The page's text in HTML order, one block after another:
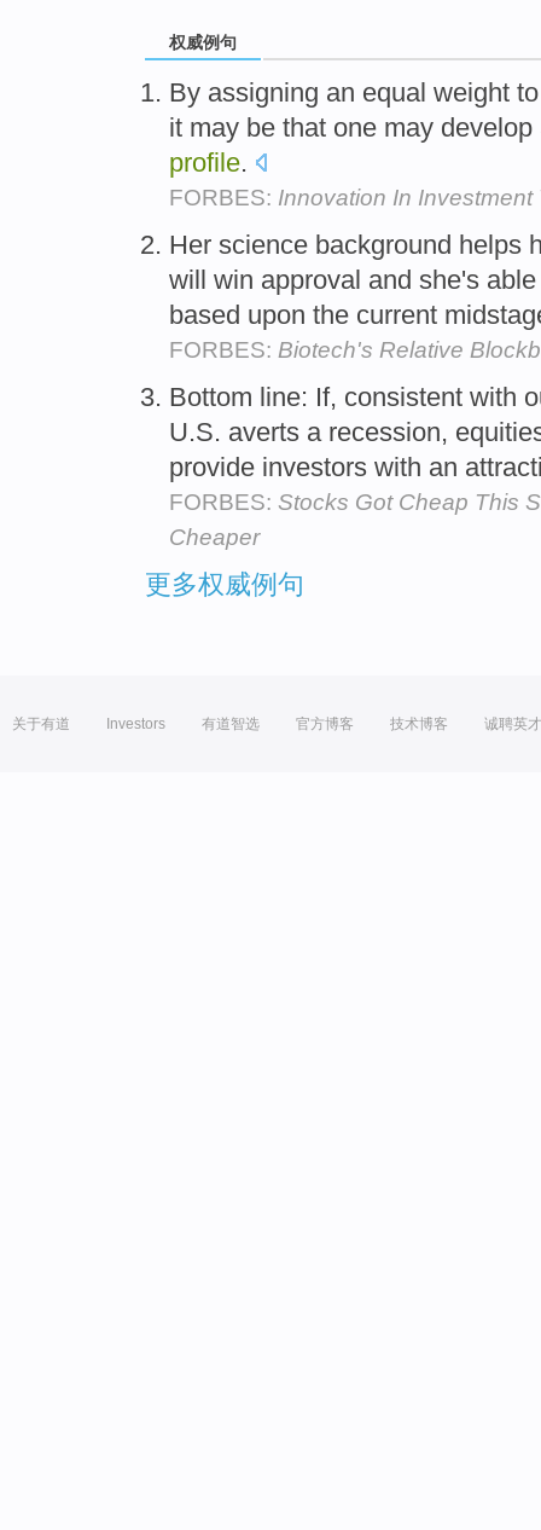
权威例句
By assigning an equal weight
it may be that one may
profile.
FORBES: Innovation In Investment
Her science background helps
will win approval and she's
based upon the current
FORBES: Biotech's Relative
Bottom line: If, consistent with
U.S. averts a recession,
provide investors with an
FORBES: Stocks Got Cheap This
Cheaper
更多权威例句
关于有道 Investors 有道智选 官方博客 技术博客 诚聘英才